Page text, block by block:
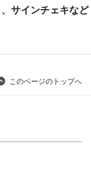
サインチェキなど
このページのトップへ